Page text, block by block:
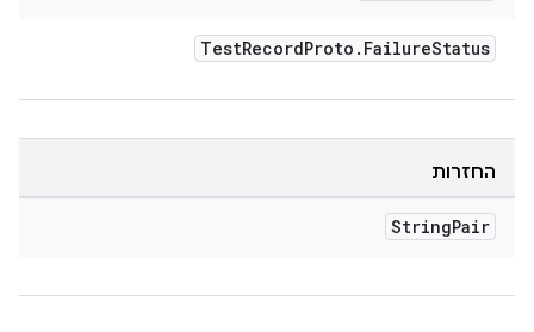
TestRecordProto . FailureStatus
החזרות
StringPair